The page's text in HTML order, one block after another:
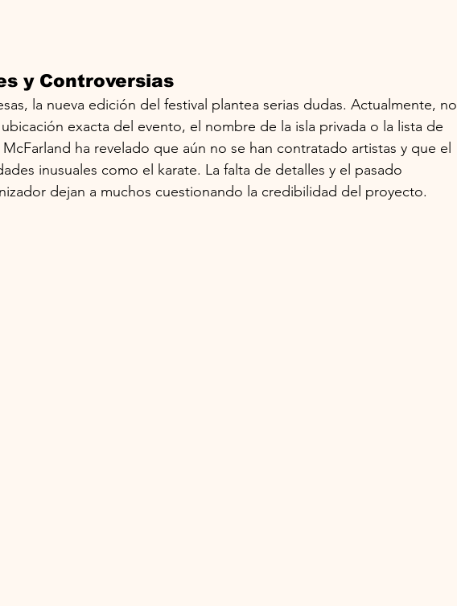
y Controversias
la nueva edición del festival plantea serias dudas. Actualmente, no
exacta del evento, el nombre de la isla privada o la lista de
ha revelado que aún no se han contratado artistas y que el
inusuales como el karate. La falta de detalles y el pasado
dejan a muchos cuestionando la credibilidad del proyecto.